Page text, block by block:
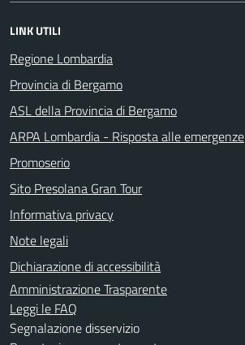
LINK UTILI
Regione Lombardia
Provincia di Bergamo
ASL della Provincia di Bergamo
ARPA Lombardia - Risposta alle emergenze
Promoserio
Sito Presolana Gran Tour
Informativa privacy
Note legali
Dichiarazione di accessibilità
Amministrazione Trasparente
Leggi le FAQ
Segnalazione disservizio